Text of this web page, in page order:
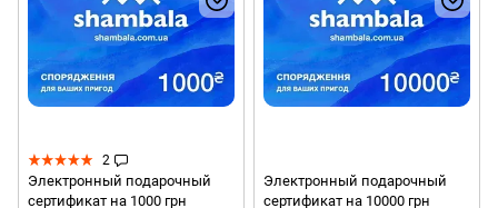
2
Электронный подарочный
сертификат на 1000 грн
Электронный подарочный
сертификат на 10000 грн